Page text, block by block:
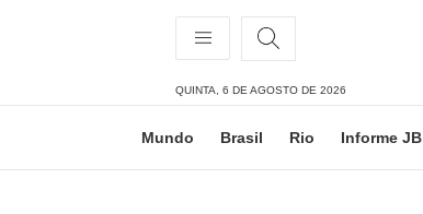
QUINTA, 6 DE AGOSTO DE 2026
Mundo Brasil Rio Informe JB